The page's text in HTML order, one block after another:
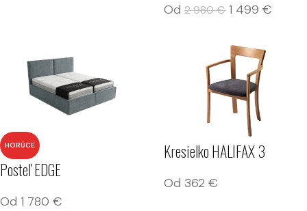
Od 2 980€ 1 499 €
HORÚCE
Posteľ EDGE
Od 1 780 €
Kresielko HALIFAX 3
Od 362 €